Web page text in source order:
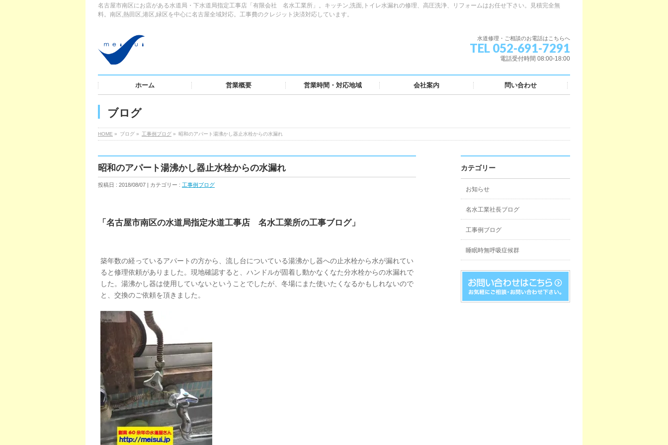
名古屋市南区にお店がある水道局・下水道局指定工事店「有限会社 名水工業所」。キッチン,洗面,トイレ水漏れの修理、高圧洗浄、リフォームはお任せ下さい。見積完全無
料。南区,熱田区,港区,緑区を中心に名古屋全域対応。工事費のクレジット決済対応しています。
水道修理・ご相談のお電話はこちらへ
TEL 052-691-7291
電話受付時間 08:00-18:00
ホーム 営業概要 営業時間・対応地域 会社案内 問い合わせ
ブログ
HOME » ブログ » 工事例ブログ » 昭和のアパート湯沸かし器止水栓からの水漏れ
昭和のアパート湯沸かし器止水栓からの水漏れ
投稿日 : 2018/08/07 | カテゴリー : 工事例ブログ
「名古屋市南区の水道局指定水道工事店 名水工業所の工事ブログ」
築年数の経っているアパートの方から、流し台についている湯沸かし器への止水栓から水が漏れてい
ると修理依頼がありました。現地確認すると、ハンドルが固着し動かなくなた分水栓からの水漏れで
した。湯沸かし器は使用していないということでしたが、冬場にまた使いたくなるかもしれないので
と、交換のご依頼を頂きました。
カテゴリー
お知らせ
名水工業社長ブログ
工事例ブログ
睡眠時無呼吸症候群